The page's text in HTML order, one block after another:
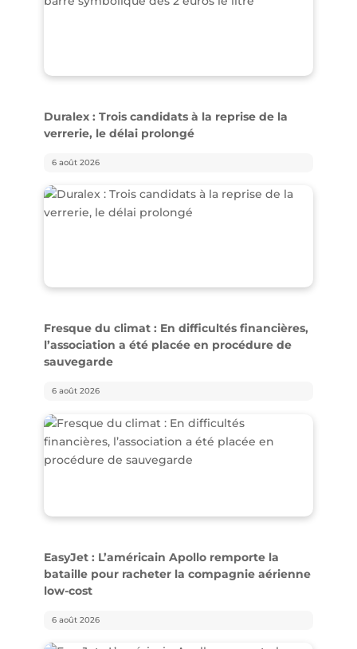
Duralex : Trois candidats à la reprise de la
verrerie, le délai prolongé
6 août 2026
Fresque du climat : En difficultés financières,
l’association a été placée en procédure de
sauvegarde
6 août 2026
EasyJet : L’américain Apollo remporte la
bataille pour racheter la compagnie aérienne
low-cost
6 août 2026